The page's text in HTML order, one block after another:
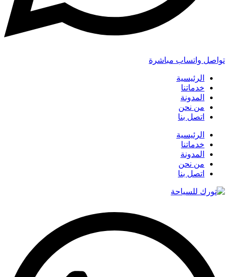
تواصل واتساب مباشرة
الرئيسية
خدماتنا
المدونة
من نحن
اتصل بنا
الرئيسية
خدماتنا
المدونة
من نحن
اتصل بنا